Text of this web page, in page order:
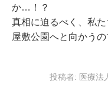
か…！？
真相に迫るべく、私
屋敷公園へと向かう
投稿者: 医療法